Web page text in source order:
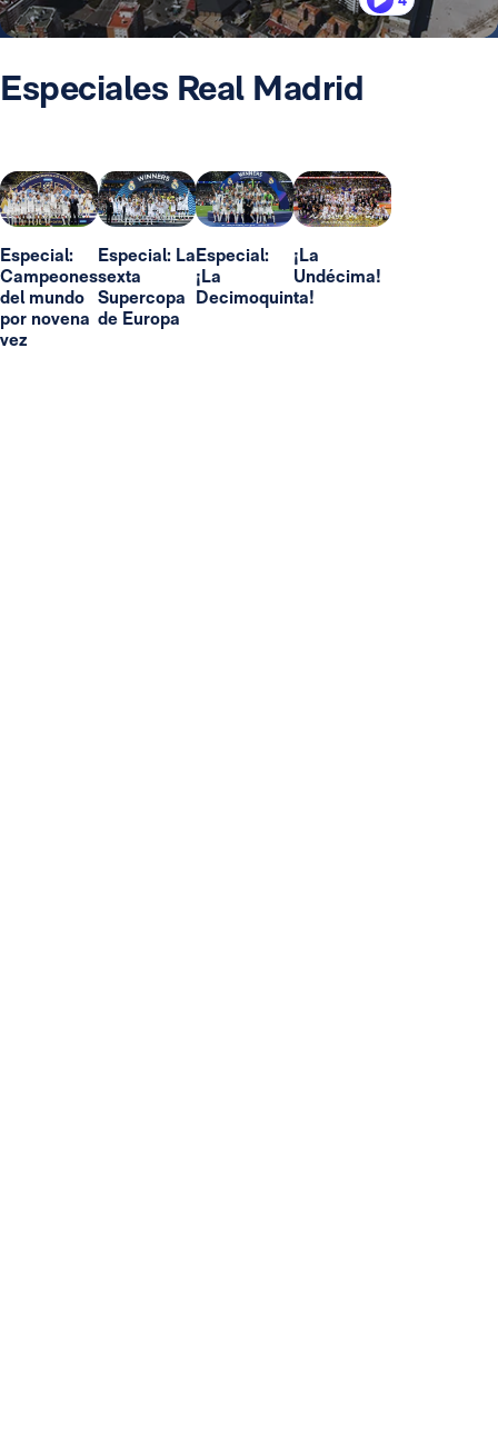
Especiales Real Madrid
Especial:
Campeones
del mundo
por novena
vez
Especial: La
sexta
Supercopa
de Europa
Especial:
¡La
Decimoquinta!
¡La
Undécima!